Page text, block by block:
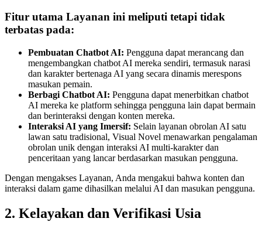
Fitur utama Layanan ini meliputi tetapi tidak
terbatas pada:
Pembuatan Chatbot AI: Pengguna dapat merancang dan
mengembangkan chatbot AI mereka sendiri, termasuk narasi
dan karakter bertenaga AI yang secara dinamis merespons
masukan pemain.
Berbagi Chatbot AI: Pengguna dapat menerbitkan chatbot
AI mereka ke platform sehingga pengguna lain dapat bermain
dan berinteraksi dengan konten mereka.
Interaksi AI yang Imersif: Selain layanan obrolan AI satu
lawan satu tradisional, Visual Novel menawarkan pengalaman
obrolan unik dengan interaksi AI multi-karakter dan
penceritaan yang lancar berdasarkan masukan pengguna.
Dengan mengakses Layanan, Anda mengakui bahwa konten dan
interaksi dalam game dihasilkan melalui AI dan masukan pengguna.
2. Kelayakan dan Verifikasi Usia